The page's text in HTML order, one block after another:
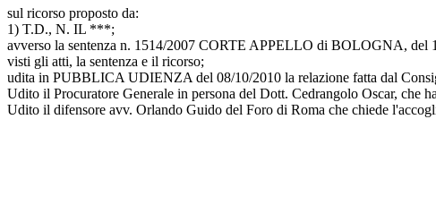
sul ricorso proposto da:
1) T.D., N. IL ***;
avverso la sentenza n. 1514/2007 CORTE APPELLO di BOLOGNA, del
visti gli atti, la sentenza e il ricorso;
udita in PUBBLICA UDIENZA del 08/10/2010 la relazione fatta dal
Udito il Procuratore Generale in persona del Dott. Cedrangolo Oscar, che
Udito il difensore avv. Orlando Guido del Foro di Roma che chiede